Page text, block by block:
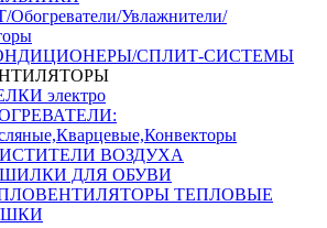
Увлажнители/
СПЛИТ-СИСТЕМЫ
электро
ВОЗДУХА
ДЛЯ ОБУВИ
ТЕПЛОВЫЕ